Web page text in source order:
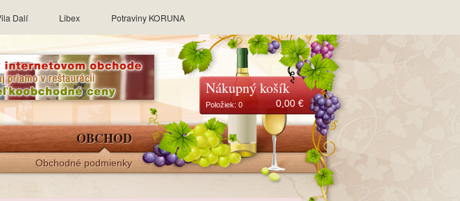
Dalí Libex Potraviny KORUNA
Nákupný košík
Položiek: 0 0,00 €
OBCHOD
Obchodné podmienky